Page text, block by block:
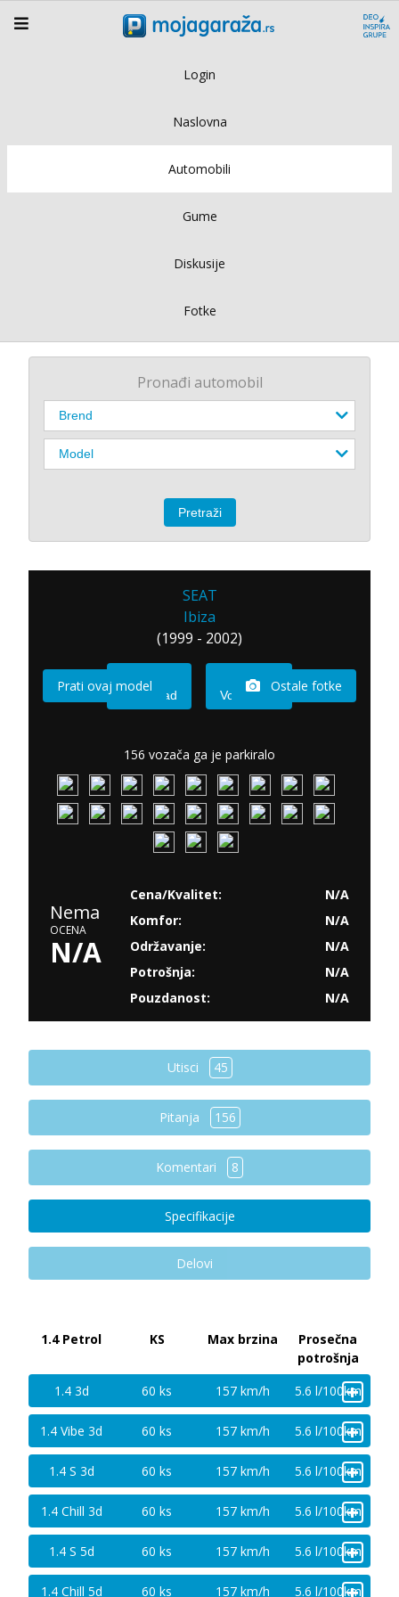
Login
Naslovna
Automobili
Gume
Diskusije
Fotke
Pronađi automobil
SEAT
Ibiza
(1999 - 2002)
Imam sad Vozio sam
Prati ovaj model Ostale fotke
156 vozača ga je parkiralo
Nema
OCENA
N/A
Cena/Kvalitet:
N/A
Komfor:
N/A
Održavanje:
N/A
Potrošnja:
N/A
Pouzdanost:
N/A
Utisci 45
Pitanja 156
Komentari 8
Specifikacije
Delovi
1.4 Petrol KS Max brzina
Prosečna
potrošnja
1.4 3d
60 ks 157 km/h 5.6 l/100km
+
1.4 Vibe 3d 60 ks 157 km/h 5.6 l/100km
+
1.4 S 3d 60 ks 157 km/h 5.6 l/100km
+
1.4 Chill 3d 60 ks 157 km/h 5.6 l/100km
+
1.4 S 5d 60 ks 157 km/h 5.6 l/100km
+
1.4 Chill 5d 60 ks 157 km/h 5.6 l/100km